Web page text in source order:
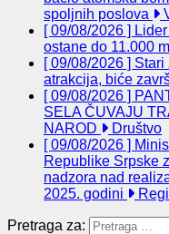
spoljnih poslova
[ 09/08/2026 ]
ostane do 11.000
[ 09/08/2026 ] Stari
atrakcija, biće
[ 09/08/2026 ]
SELA ČUVAJU
NAROD
Društvo
[ 09/08/2026 ]
Republike Srpske
nadzora nad
2025. godini
Pretraga za: